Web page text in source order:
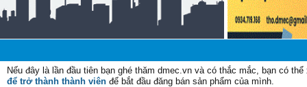
Nếu đây là lần đầu tiên bạn ghé thăm dmec.vn và có thắc mắc, bạn có
để trở thành thành viên để bắt đầu đăng bán sản phẩm của mình.